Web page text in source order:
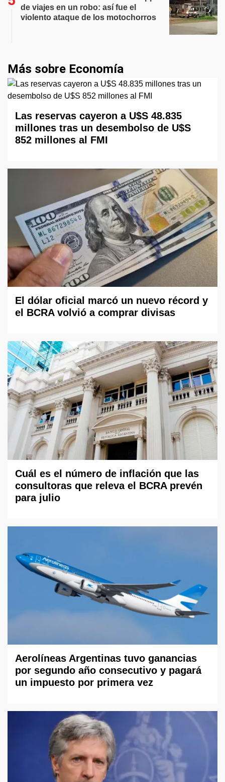
de viajes en un robo: así fue el
violento ataque de los motochorros
Más sobre Economía
Las reservas cayeron a U$S 48.835
millones tras un desembolso de U$S
852 millones al FMI
El dólar oficial marcó un nuevo récord y
el BCRA volvió a comprar divisas
Cuál es el número de inflación que las
consultoras que releva el BCRA prevén
para julio
Aerolíneas Argentinas tuvo ganancias
por segundo año consecutivo y pagará
un impuesto por primera vez